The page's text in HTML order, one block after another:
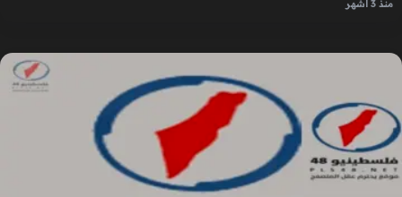
منذ 3 أشهر